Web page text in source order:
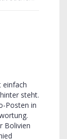
einfach
steht.
Posten in
Bolivien